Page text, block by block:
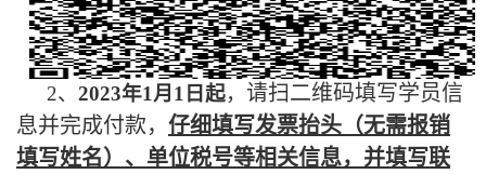
2、 2023年1月 1 日起， 请扫二维码填写学员信
息并完成付款， 仔细填写发票抬头（无需报销
填写姓名）、单位税号等相关信息，并填写联